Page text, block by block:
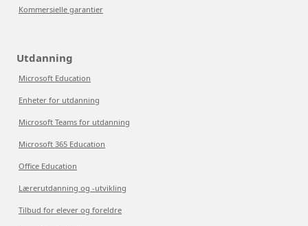
Kommersielle garantier
Utdanning
Microsoft Education
Enheter for utdanning
Microsoft Teams for utdanning
Microsoft 365 Education
Office Education
Lærerutdanning og -utvikling
Tilbud for elever og foreldre